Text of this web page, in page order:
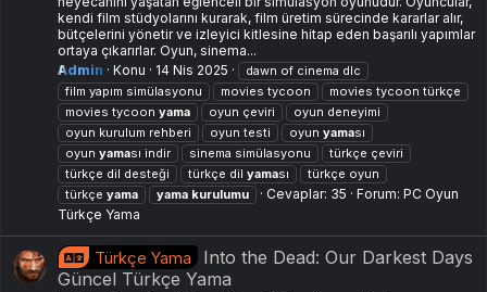
kendi film stüdyolarını kurarak, film üretim sürecinde kararlar alır,
bütçelerini yönetir ve izleyici kitlesine hitap eden başarılı yapımlar
ortaya çıkarırlar. Oyun, sinema...
Admin
Konu 14 Nis 2025
dawn of cinema dlc
film yapım simülasyonu
movies tycoon
movies tycoon türkçe
movies tycoon yama oyun çeviri
oyun deneyimi
oyun kurulum rehberi
oyun testi oyun yaması
oyun yaması indir sinema simülasyonu
türkçe çeviri
türkçe dil desteği
türkçe dil yaması
türkçe oyun
türkçe yama yama kurulumu Cevaplar: 35 Forum: PC Oyun
Türkçe Yama
Türkçe Yama
Into the Dead: Our Darkest Days
Güncel Türkçe Yama